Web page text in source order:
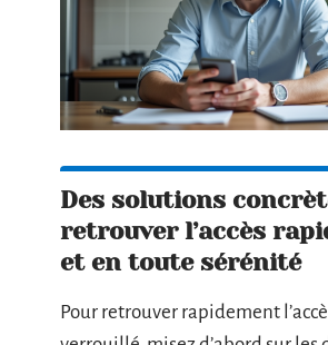
Des solutions
retrouver l’accès
et en toute sérénité
Pour retrouver rapidement